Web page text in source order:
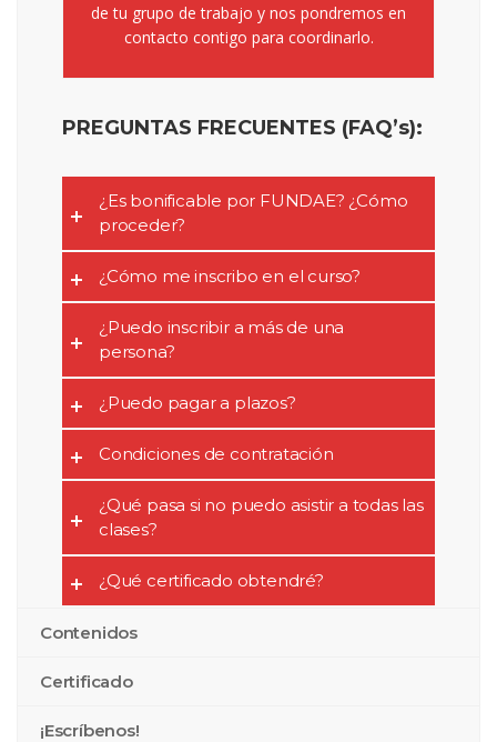
de tu grupo de trabajo y nos pondremos en
contacto contigo para coordinarlo.
PREGUNTAS FRECUENTES (FAQ’s):
¿Es bonificable por FUNDAE? ¿Cómo
proceder?
¿Cómo me inscribo en el curso?
¿Puedo inscribir a más de una
persona?
¿Puedo pagar a plazos?
Condiciones de contratación
¿Qué pasa si no puedo asistir a todas las
clases?
¿Qué certificado obtendré?
Contenidos
Certificado
¡Escríbenos!